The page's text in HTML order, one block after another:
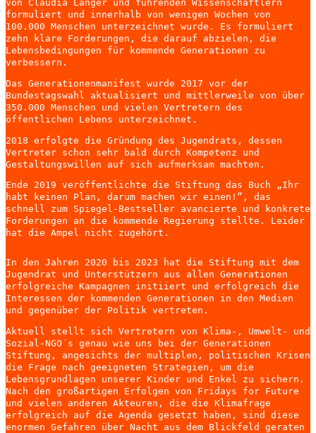
von Claudia Langer und führenden Wissenschaftlern
formuliert und innerhalb von wenigen Wochen von
100.000 Menschen unterzeichnet wurde. Es formuliert
zehn klare Forderungen, die darauf abzielen, die
Lebensbedingungen für kommende Generationen zu
verbessern.
Das Generationenmanifest wurde 2017 vor der
Bundestagswahl aktualisiert und mittlerweile von über
350.000 Menschen und vielen Vertretern des
öffentlichen Lebens unterzeichnet.
2018 erfolgte die Gründung des Jugendrats, dessen
Vertreter schon sehr bald durch Kompetenz und
Gestaltungswillen auf sich aufmerksam machten.
Ende 2019 veröffentlichte die Stiftung das Buch „Ihr
habt keinen Plan, darum machen wir einen!“, das
schnell zum Spiegel-Bestseller avancierte und konkrete
Forderungen an die kommende Regierung stellte. Leider
hat die Ampel nicht zugehört.
In den Jahren 2020 bis 2023 hat die Stiftung mit dem
Jugendrat und Unterstützern aus allen Generationen
erfolgreiche Kampagnen initiiert und erfolgreich die
Interessen der kommenden Generationen in den Medien
und gegenüber der Politik vertreten.
Aktuell stellt sich Vertretern von Klima-, Umwelt- und
Sozial-NGO´s genau wie uns bei der Generationen
Stiftung, angesichts der multiplen, politischen Krisen
die Frage nach geeigneten Strategien, um die
Lebensgrundlagen unserer Kinder und Enkel zu sichern.
Nach den großartigen Erfolgen von Fridays for Future
und vielen anderen Akteuren, die die Klimafrage
erfolgreich auf die Agenda gesetzt haben, sind diese
enormen Gefahren über Nacht aus dem Blickfeld geraten